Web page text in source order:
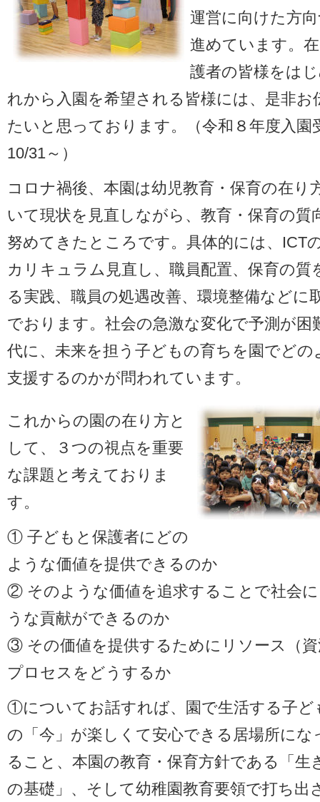
運営に向けた方
進めています。
護者の皆様をは
れから入園を希望される皆様には、是非お
たいと思っております。（令和８年度入園
10/31～）
コロナ禍後、本園は幼児教育・保育の在り
いて現状を見直しながら、教育・保育の質
努めてきたところです。具体的には、ICT
カリキュラム見直し、職員配置、保育の質
る実践、職員の処遇改善、環境整備などに
でおります。社会の急激な変化で予測が困
代に、未来を担う子どもの育ちを園でどの
支援するのかが問われています。
これからの園の在り方と
して、３つの視点を重要
な課題と考えておりま
す。
① 子どもと保護者にどの
ような価値を提供できるのか
② そのような価値を追求することで社会
うな貢献ができるのか
③ その価値を提供するためにリソース（資
プロセスをどうするか
①についてお話すれば、園で生活する子ど
の「今」が楽しくて安心できる居場所にな
ること、本園の教育・保育方針である「生
の基礎」、そして幼稚園教育要領で打ち出